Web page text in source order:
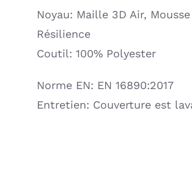
Noyau: Maille 3D Air,
Résilience
Coutil: 100% Polyester
Norme EN: EN 16890:2017
Entretien: Couverture est